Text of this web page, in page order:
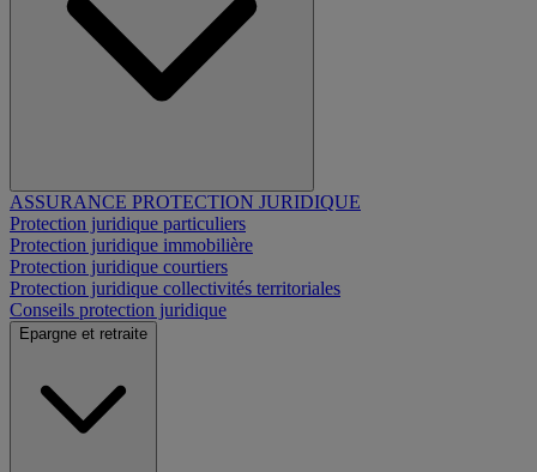
ASSURANCE PROTECTION JURIDIQUE
Protection juridique particuliers
Protection juridique immobilière
Protection juridique courtiers
Protection juridique collectivités territoriales
Conseils protection juridique
Epargne et retraite